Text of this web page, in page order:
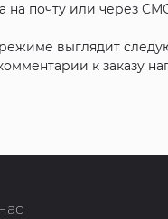
почту или через
выглядит
к заказу